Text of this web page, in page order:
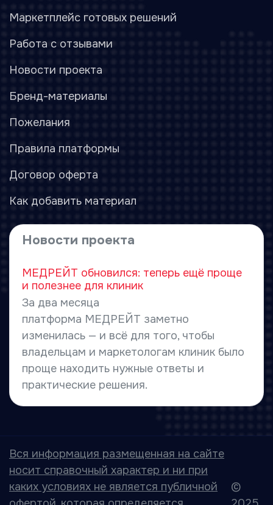
Маркетплейс готовых решений
Работа с отзывами
Новости проекта
Бренд-материалы
Пожелания
Правила платформы
Договор оферта
Как добавить материал
Новости проекта
МЕДРЕЙТ обновился: теперь ещё проще
и полезнее для клиник
За два месяца
платформа МЕДРЕЙТ заметно
изменилась — и всё для того, чтобы
владельцам и маркетологам клиник было
проще находить нужные ответы и
практические решения.
Вся информация размещенная на сайте
носит справочный характер и ни при
каких условиях не является публичной
©